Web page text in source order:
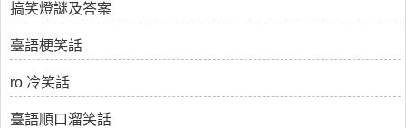
搞笑燈謎及答案
臺語梗笑話
ro 冷笑話
臺語順口溜笑話